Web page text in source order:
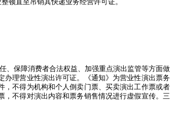
、保障消费者合法权益、加强重点演出监管等方面做
理营业性演出许可证。《通知》为营业性演出票务
不得为机构和个人倒卖门票、买卖演出工作票或者
不得对演出内容和票务销售情况进行虚假宣传。三